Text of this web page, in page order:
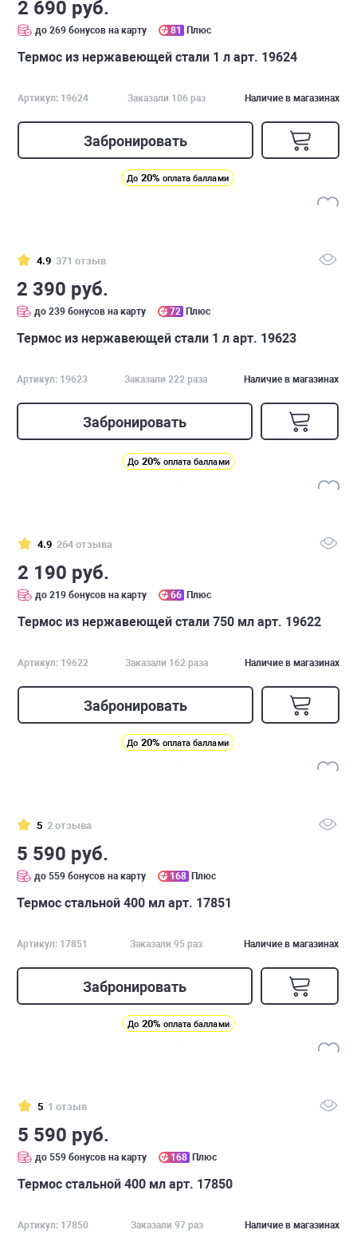
2 690 руб.
до 269 бонусов на карту 81 Плюс
Термос из нержавеющей стали 1 л арт. 19624
Артикул: 19624 Заказали 106 раз Наличие в магазинах
Забронировать
До 20% оплата баллами
4.9 371 отзыв
2 390 руб.
до 239 бонусов на карту 72 Плюс
Термос из нержавеющей стали 1 л арт. 19623
Артикул: 19623 Заказали 222 раза Наличие в магазинах
Забронировать
До 20% оплата баллами
4.9 264 отзыва
2 190 руб.
до 219 бонусов на карту 66 Плюс
Термос из нержавеющей стали 750 мл арт. 19622
Артикул: 19622 Заказали 162 раза Наличие в магазинах
Забронировать
До 20% оплата баллами
5 2 отзыва
5 590 руб.
до 559 бонусов на карту 168 Плюс
Термос стальной 400 мл арт. 17851
Артикул: 17851 Заказали 95 раз Наличие в магазинах
Забронировать
До 20% оплата баллами
5 1 отзыв
5 590 руб.
до 559 бонусов на карту 168 Плюс
Термос стальной 400 мл арт. 17850
Артикул: 17850 Заказали 97 раз Наличие в магазинах